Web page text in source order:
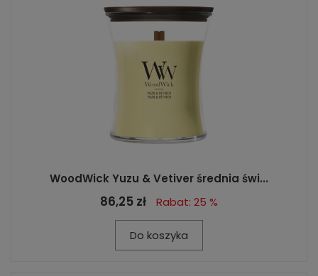
WoodWick Yuzu & Vetiver średnia świ...
86,25 zł Rabat: 25 %
Do koszyka